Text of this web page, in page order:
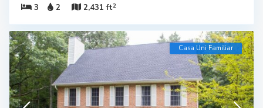
3
2 2,431 ft2
Casa Uni Familiar